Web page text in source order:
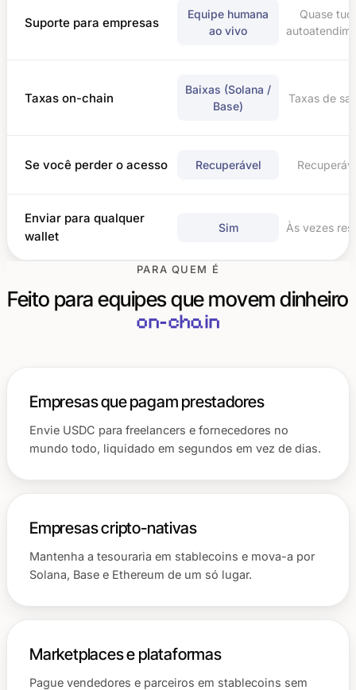
Suporte para empresas
Equipe humana
ao vivo
Quase
Taxas on-chain
Baixas (Solana /
Base)
Taxas de
Se você perder o acesso Recuperável
Enviar para qualquer
wallet
Sim Às vezes
PARA QUEM É
Feito para equipes que movem dinheiro
on-chain
Empresas que pagam prestadores
Envie USDC para freelancers e fornecedores no
mundo todo, liquidado em segundos em vez de dias.
Empresas cripto-nativas
Mantenha a tesouraria em stablecoins e mova-a por
Solana, Base e Ethereum de um só lugar.
Marketplaces e plataformas
Pague vendedores e parceiros em stablecoins sem